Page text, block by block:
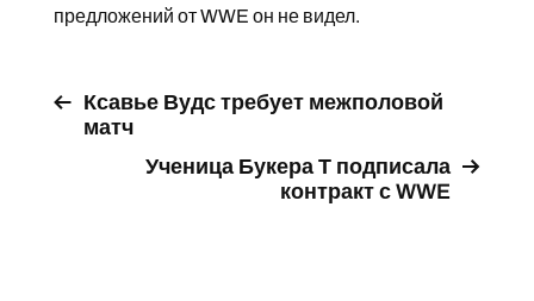
предложений от WWE он не видел.
Ксавье Вудс требует межполовой
матч
Ученица Букера Т подписала
контракт с WWE